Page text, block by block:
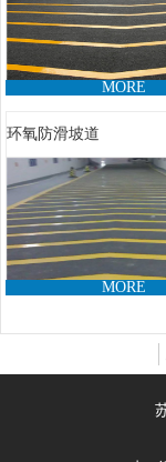
MORE
环氧防滑坡道
MORE